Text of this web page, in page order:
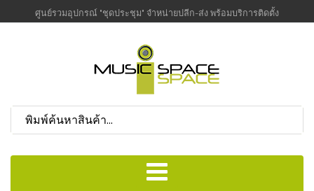
ศูนย์รวมอุปกรณ์ "ชุดประชุม" จำหน่ายปลีก-ส่ง พร้อมบริการติดตั้ง